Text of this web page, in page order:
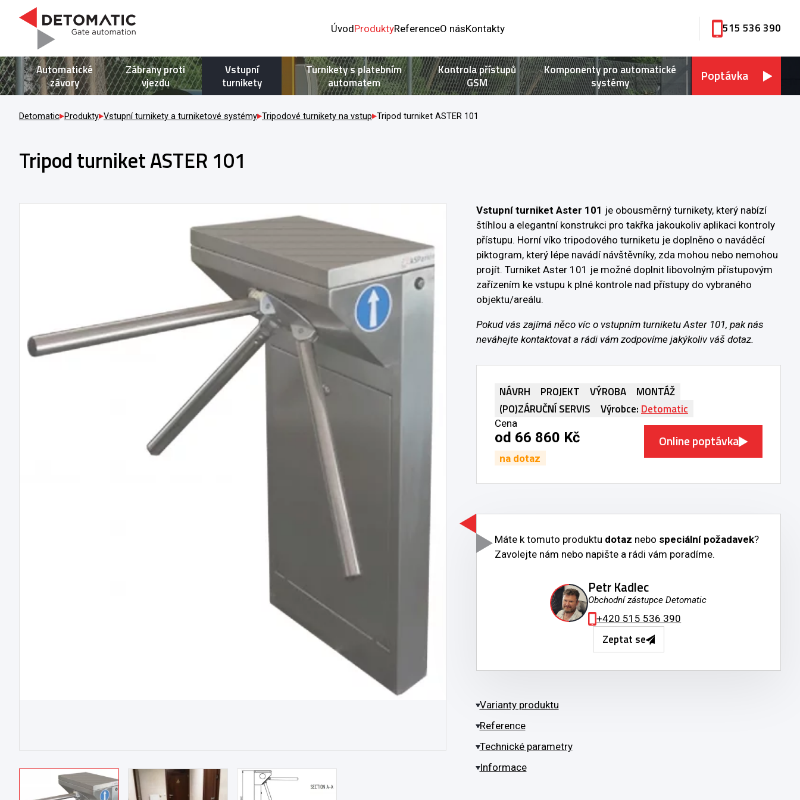
ÚvodProduktyReferenceO násKontakty 515 536 390
Automatické
závory
Zábrany proti
vjezdu
Vstupní
turnikety
Turnikety s platebním
automatem
Kontrola přístupů
GSM
Komponenty pro automatické
systémy
Poptávka
Detomatic Produkty Vstupní turnikety a turniketové systémy Tripodové turnikety na vstup Tripod turniket ASTER 101
Tripod turniket ASTER 101
Vstupní turniket Aster 101 je obousměrný turnikety, který nabízí
štíhlou a elegantní konstrukci pro takřka jakoukoliv aplikaci kontroly
přístupu. Horní víko tripodového turniketu je doplněno o naváděcí
piktogram, který lépe navádí návštěvníky, zda mohou nebo nemohou
projít. Turniket Aster 101 je možné doplnit libovolným přístupovým
zařízením ke vstupu k plné kontrole nad přístupy do vybraného
objektu/areálu.
Pokud vás zajímá něco víc o vstupním turniketu Aster 101, pak nás
neváhejte kontaktovat a rádi vám zodpovíme jakýkoliv váš dotaz.
NÁVRH PROJEKT VÝROBA
MONTÁŽ
(PO)ZÁRUČNÍ SERVIS
Výrobce: Detomatic
Cena
od 66 860 Kč
na dotaz
Online poptávka
Máte k tomuto produktu dotaz nebo speciální požadavek?
Zavolejte nám nebo napište a rádi vám poradíme.
Petr Kadlec
Obchodní zástupce Detomatic
+420 515 536 390
Zeptat se
Varianty produktu
Reference
Technické parametry
Informace